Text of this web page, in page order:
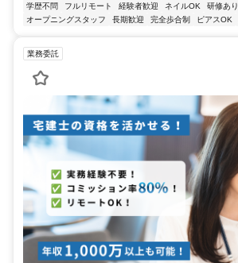
学歴不問
フルリモート 経験者歓迎 ネイルOK 研修あり
オープニングスタッフ
長期歓迎 完全歩合制 ピアスOK
業務委託